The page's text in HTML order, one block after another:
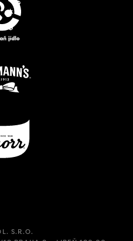
S.R.O.